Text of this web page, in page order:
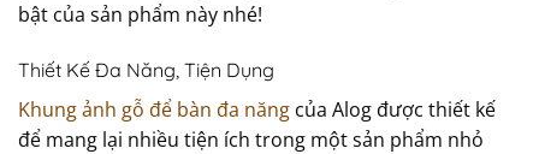
bật của sản phẩm này nhé!
Thiết Kế Đa Năng, Tiện Dụng
Khung ảnh gỗ để bàn đa năng của Alog được thiết kế
để mang lại nhiều tiện ích trong một sản phẩm nhỏ